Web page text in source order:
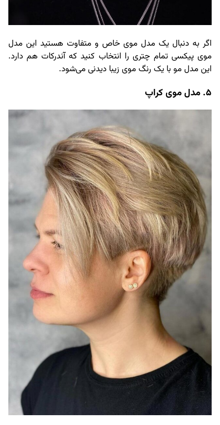
اگر به دنبال یک مدل موی خاص و متفاوت هستید این مدل
موی پیکسی تمام چتری را انتخاب کنید که آندرکات هم دارد.
این مدل مو با یک رنگ موی زیبا دیدنی می‌شود.
5. مدل موی کراپ